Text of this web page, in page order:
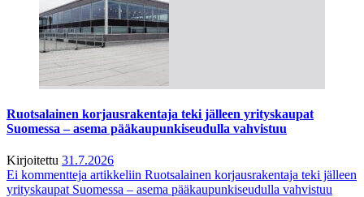
Ruotsalainen korjausrakentaja teki jälleen yrityskaupat
Suomessa – asema pääkaupunkiseudulla vahvistuu
Kirjoitettu 31.7.2026
Ei kommentteja artikkeliin Ruotsalainen korjausrakentaja teki jälleen
yrityskaupat Suomessa – asema pääkaupunkiseudulla vahvistuu